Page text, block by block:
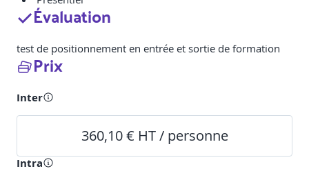
Évaluation
test de positionnement en entrée et sortie de formation
Prix
Inter
360,10 € HT / personne
Intra